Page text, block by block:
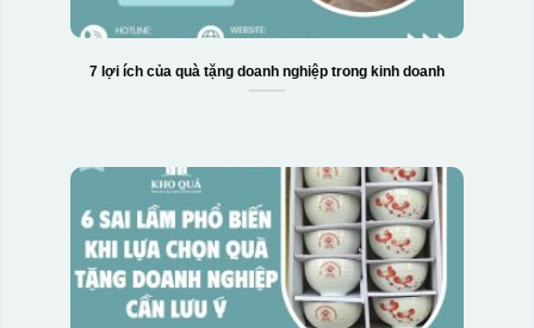
7 lợi ích của quà tặng doanh nghiệp trong kinh doanh